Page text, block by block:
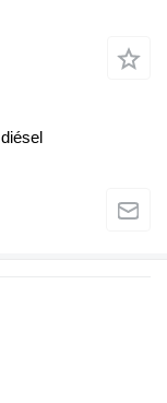
diésel